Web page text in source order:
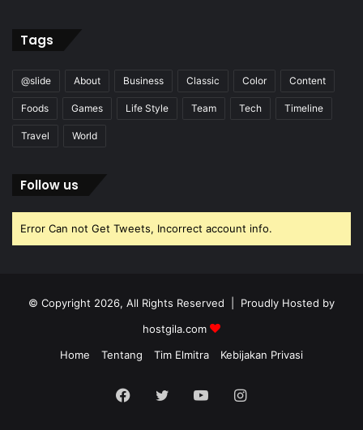
Tags
@slide About Business Classic Color Content
Foods Games Life Style Team Tech Timeline
Travel World
Follow us
Error Can not Get Tweets, Incorrect account info.
© Copyright 2026, All Rights Reserved | Proudly Hosted by
hostgila.com
Home
Tentang Tim Elmitra Kebijakan Privasi
Facebook
TwitterYouTubeInstagram